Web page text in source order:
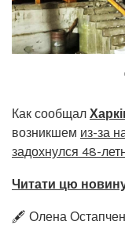
Как сообщал
возникшем из-за
задохнулся 48-
Читати цю
🖋️ Олена